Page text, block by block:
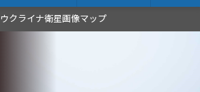
ウクライナ衛星画像マップ